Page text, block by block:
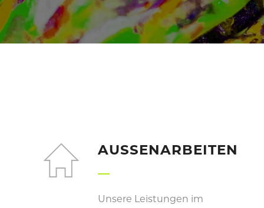
AUSSENARBEITEN
Unsere Leistungen im